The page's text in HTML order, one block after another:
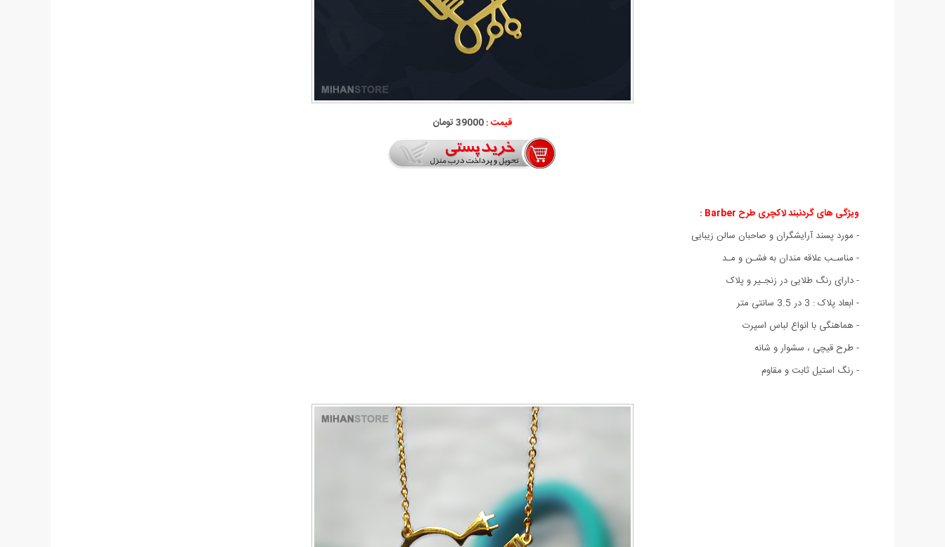
قیمت :39000 تومان
ویژگی های گردنبند لاکچری طرح Barber :
- مورد پسند آرایشگران و صاحبان سالن زیبایی
- مناسـب علاقه مندان به فشـن و مـد
- دارای رنگ طلایی در زنجـیر و پلاک
- ابعاد پلاک : 3 در 3.5 سانتی متر
- هماهنگی با انواع لباس اسپرت
- طرح قیچی ، سشوار و شانه
- رنگ استیل ثابت و مقاوم